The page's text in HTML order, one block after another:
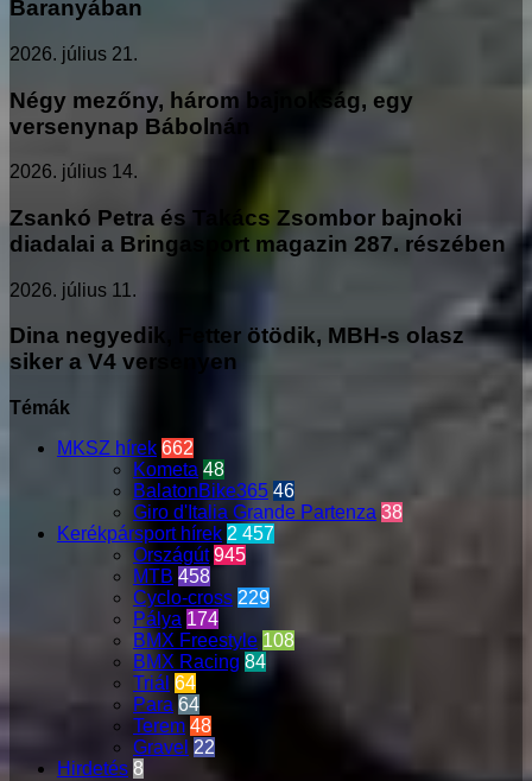
Baranyában
2026. július 21.
Négy mezőny, három bajnokság, egy
versenynap Bábolnán
2026. július 14.
Zsankó Petra és Takács Zsombor bajnoki
diadalai a Bringasport magazin 287. részében
2026. július 11.
Dina negyedik, Fetter ötödik, MBH-s olasz
siker a V4 versenyen
Témák
MKSZ hírek 662
Kometa 48
BalatonBike365 46
Giro d'Italia Grande Partenza 38
Kerékpársport hírek 2 457
Országút 945
MTB 458
Cyclo-cross 229
Pálya 174
BMX Freestyle 108
BMX Racing 84
Triál 64
Para 64
Terem 48
Gravel 22
Hirdetés 8